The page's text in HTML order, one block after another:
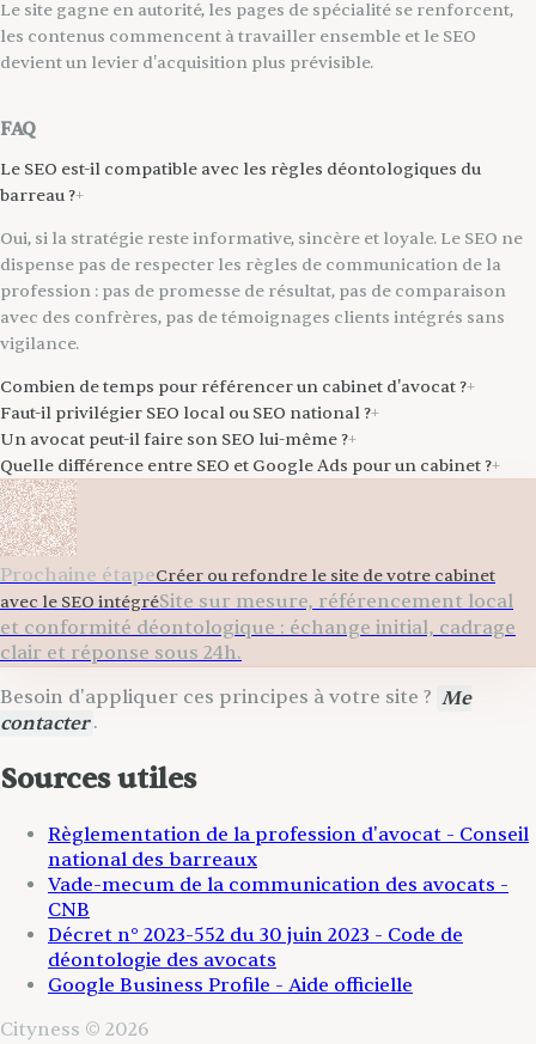
Le site gagne en autorité, les pages de spécialité se renforcent,
les contenus commencent à travailler ensemble et le SEO
devient un levier d'acquisition plus prévisible.
FAQ
Le SEO est-il compatible avec les règles déontologiques du
barreau ?+
Oui, si la stratégie reste informative, sincère et loyale. Le SEO ne
dispense pas de respecter les règles de communication de la
profession : pas de promesse de résultat, pas de comparaison
avec des confrères, pas de témoignages clients intégrés sans
vigilance.
Combien de temps pour référencer un cabinet d'avocat ?+
Faut-il privilégier SEO local ou SEO national ?+
Un avocat peut-il faire son SEO lui-même ?+
Quelle différence entre SEO et Google Ads pour un cabinet ?+
Prochaine étapeCréer ou refondre le site de votre cabinet
avec le SEO intégréSite sur mesure, référencement local
et conformité déontologique : échange initial, cadrage
clair et réponse sous 24h.
Besoin d'appliquer ces principes à votre site ? Me
contacter .
Sources utiles
Règlementation de la profession d'avocat - Conseil
national des barreaux
Vade-mecum de la communication des avocats -
CNB
Décret n° 2023-552 du 30 juin 2023 - Code de
déontologie des avocats
Google Business Profile - Aide officielle
Cityness © 2026